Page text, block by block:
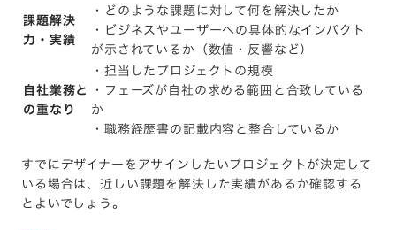
課題解決
力・実績
・どのような課題に対して何を解決したか
・ビジネスやユーザーへの具体的なインパクト
が示されているか（数値・反響など）
自社業務と
の重なり
・担当したプロジェクトの規模
・フェーズが自社の求める範囲と合致している
か
・職務経歴書の記載内容と整合しているか
すでにデザイナーをアサインしたいプロジェクトが決定して
いる場合は、近しい課題を解決した実績があるか確認する
とよいでしょう。